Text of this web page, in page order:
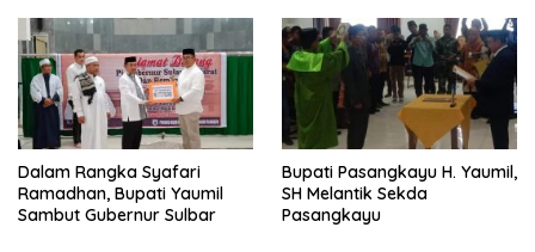
Dalam Rangka Syafari
Ramadhan, Bupati Yaumil
Sambut Gubernur Sulbar
Bupati Pasangkayu H. Yaumil,
SH Melantik Sekda
Pasangkayu